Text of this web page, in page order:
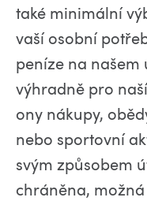
také minimální
vaší osobní
peníze na našem
výhradně pro
ony nákupy,
nebo sportovní
svým způsobem
chráněna,